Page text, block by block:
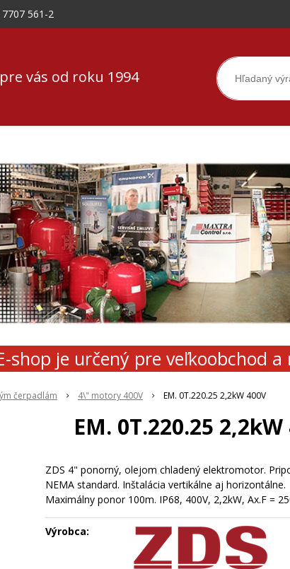
vás od roku 1994
561-2
shop je určený pre veľkoobchod
čerpadlám 4\" motory 400V EM. 0T.220.25 2,2kW 400V
EM. 0T.220.25 2,2kW
ZDS 4" ponorný, olejom chladený elektromotor.
NEMA standard. Inštalácia vertikálne aj horizontálne.
Maximálny ponor 100m. IP68, 400V, 2,2kW, Ax.F =
Výrobca: